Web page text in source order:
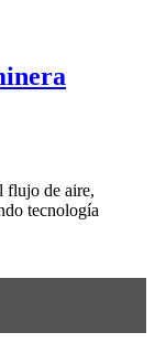
flujo de aire,
tecnología